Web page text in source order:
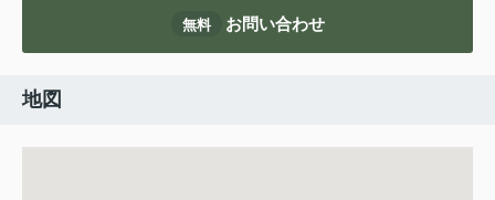
無料 お問い合わせ
地図